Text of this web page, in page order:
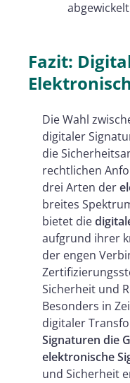
Fazit:
Die Wahl
digitaler
die
rechtlichen
drei Arten der
breites
bietet die
aufgrund ihrer
der engen
Sicherheit und
Besonders in
digitaler
Signaturen die
elektronische
und Sicherheit